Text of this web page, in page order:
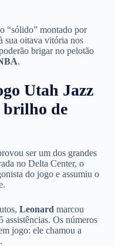
“sólido” montado por
sua oitava vitória nos
brigar no pelotão
.
Utah Jazz
brilho de
ser um dos grandes
no Delta Center, o
do jogo e assumiu o
Leonard marcou
assistências. Os números
jogo: ele chamou a